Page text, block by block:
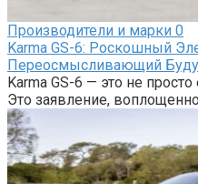
Производители и марки 0
Karma GS-6: Роскошный
Переосмысливающий
Karma GS-6 — это не
Это заявление,